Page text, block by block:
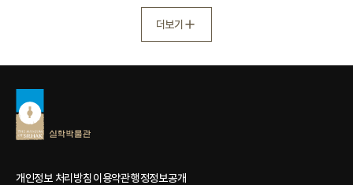
더보기
개인정보 처리방침 이용약관행정정보공개